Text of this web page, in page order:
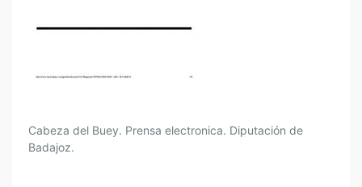
Cabeza del Buey. Prensa electronica. Diputación de
Badajoz.